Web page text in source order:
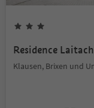
Residence
Klausen, Brixen und